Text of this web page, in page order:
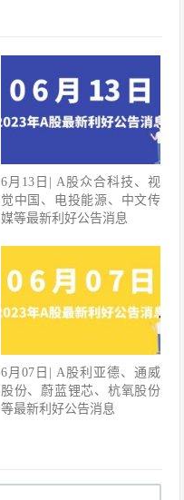
6月13日| A股众合科技、视
觉中国、电投能源、中文传
媒等最新利好公告消息
6月07日| A股利亚德、通威
股份、蔚蓝锂芯、杭氧股份
等最新利好公告消息